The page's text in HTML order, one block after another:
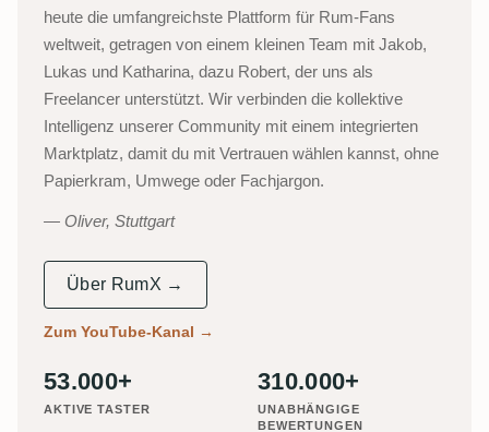
heute die umfangreichste Plattform für Rum-Fans
weltweit, getragen von einem kleinen Team mit Jakob,
Lukas und Katharina, dazu Robert, der uns als
Freelancer unterstützt. Wir verbinden die kollektive
Intelligenz unserer Community mit einem integrierten
Marktplatz, damit du mit Vertrauen wählen kannst, ohne
Papierkram, Umwege oder Fachjargon.
Oliver, Stuttgart
Über RumX →
Zum YouTube-Kanal →
53.000+
AKTIVE TASTER
310.000+
UNABHÄNGIGE
BEWERTUNGEN